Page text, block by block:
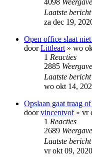
4098
Laatste bericht
za dec 19,
Open office slaat
doorLittleart » wo
1 Reacties
2885
Laatste bericht
wo okt 14,
Opslaan gaat traag
doorvincentvof» vr
1 Reacties
2689
Laatste bericht
vr okt 09,